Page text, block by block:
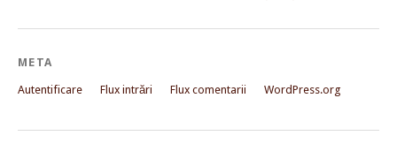
META
Autentificare Flux intrări Flux comentarii WordPress.org